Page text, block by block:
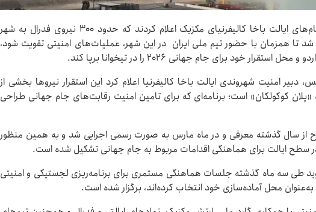
ورزش سه نوشت: مقام‌های ایالت باخا کالیفرنیای مکزیک اعلام کردند که حدود ۳۰۰ نیروی فدرال به شهر
شد تا همزمان با حضور تیم ملی ایران در این شهر، عملیات‌های امنیتی تقویت شود،
استقرار خود برای جام جهانی ۲۰۲۶ را در تیخوانا برپا کند.
دبیر امنیت شهروندی ایالت باخا کالیفرنیا اعلام کرد این استقرار نیروها بخشی از
کوکولکان» است؛ برنامه‌ای که برای تامین امنیت رقابت‌های جام جهانی طراحی
از سال گذشته معرفی و در ماه مارس به صورت رسمی اجرایی شد و به همین منظور
ایالت برای هماهنگی اقدامات مربوط به جام جهانی تشکیل شده است.
طی سه ماه گذشته جلسات هماهنگی مستمری برای برنامه‌ریزی لجستیکی و امنیتی
به‌عنوان محل آماده‌سازی خود انتخاب کرده‌اند، برگزار شده است.